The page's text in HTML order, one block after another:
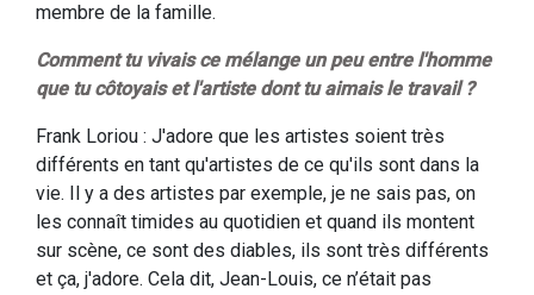
membre de la famille.
Comment tu vivais ce mélange un peu entre l'homme
que tu côtoyais et l'artiste dont tu aimais le travail ?
Frank Loriou : J'adore que les artistes soient très
différents en tant qu'artistes de ce qu'ils sont dans la
vie. Il y a des artistes par exemple, je ne sais pas, on
les connaît timides au quotidien et quand ils montent
sur scène, ce sont des diables, ils sont très différents
et ça, j'adore. Cela dit, Jean-Louis, ce n’était pas